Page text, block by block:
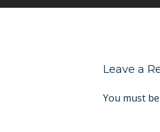
Leave a
You must be